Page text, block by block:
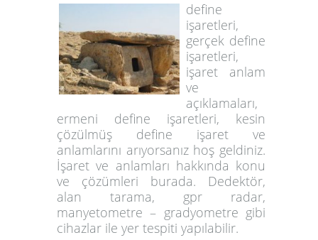
define
işaretleri,
gerçek define
işaretleri,
işaret anlam
ve
açıklamaları,
ermeni define işaretleri, kesin
çözülmüş define işaret ve
anlamlarını arıyorsanız hoş geldiniz.
İşaret ve anlamları hakkında konu
ve çözümleri burada. Dedektör,
alan tarama, gpr radar,
manyetometre – gradyometre gibi
cihazlar ile yer tespiti yapılabilir.